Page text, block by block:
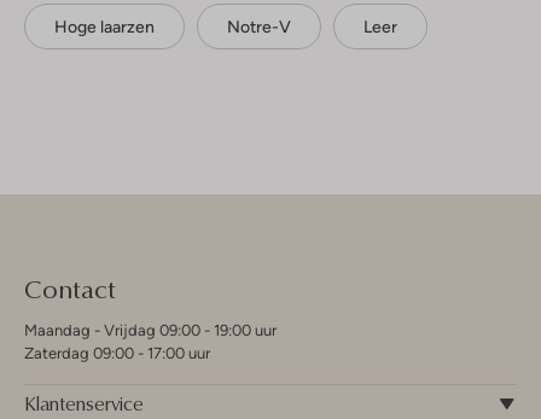
Hoge laarzen Notre-V Leer
Contact
Maandag - Vrijdag 09:00 - 19:00 uur
Zaterdag 09:00 - 17:00 uur
Klantenservice